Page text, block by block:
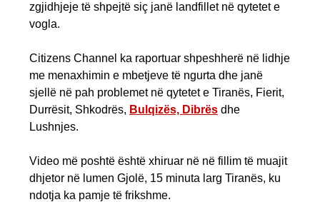
zgjidhjeje të shpejtë siç janë landfillet në qytetet e
vogla.
Citizens Channel ka raportuar shpeshherë në lidhje
me menaxhimin e mbetjeve të ngurta dhe janë
sjellë në pah problemet në qytetet e Tiranës, Fierit,
Durrësit, Shkodrës, Bulqizës, Dibrës dhe
Lushnjes.
Video më poshtë është xhiruar në në fillim të muajit
dhjetor në lumen Gjolë, 15 minuta larg Tiranës, ku
ndotja ka pamje të frikshme.